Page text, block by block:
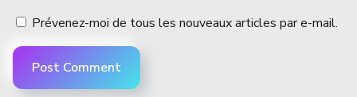
Prévenez-moi de tous les nouveaux articles par e-mail.